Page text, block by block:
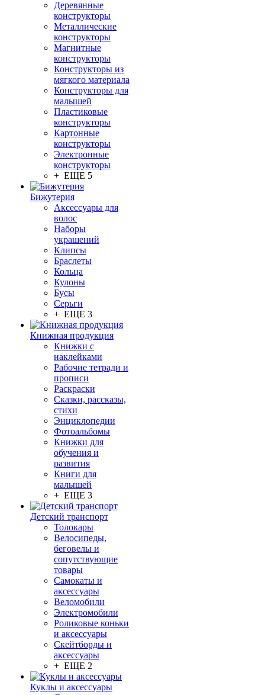
Деревянные
конструкторы
Металлические
конструкторы
Магнитные
конструкторы
Конструкторы из
мягкого материала
Конструкторы для
малышей
Пластиковые
конструкторы
Картонные
конструкторы
Электронные
конструкторы
+ ЕЩЕ 5
Бижутерия
Аксессуары для
волос
Наборы
украшений
Клипсы
Браслеты
Кольца
Кулоны
Бусы
Серьги
+ ЕЩЕ 3
Книжная продукция
Книжки с
наклейками
Рабочие тетради и
прописи
Раскраски
Сказки, рассказы,
стихи
Энциклопедии
Фотоальбомы
Книжки для
обучения и
развития
Книги для
малышей
+ ЕЩЕ 3
Детский транспорт
Толокары
Велосипеды,
беговелы и
сопутствующие
товары
Самокаты и
аксессуары
Веломобили
Электромобили
Роликовые коньки
и аксессуары
Скейтборды и
аксессуары
+ ЕЩЕ 2
Куклы и аксессуары